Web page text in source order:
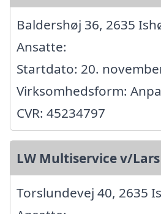
Baldershøj 36, 2635
Ansatte:
Startdato: 20.
Virksomhedsform:
CVR: 45234797
LW Multiservice v/
Torslundevej 40, 2635